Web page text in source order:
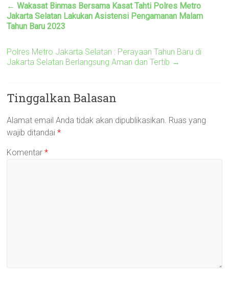
← Wakasat Binmas Bersama Kasat Tahti Polres Metro
Jakarta Selatan Lakukan Asistensi Pengamanan Malam
Tahun Baru 2023
Polres Metro Jakarta Selatan : Perayaan Tahun Baru di
Jakarta Selatan Berlangsung Aman dan Tertib →
Tinggalkan Balasan
Alamat email Anda tidak akan dipublikasikan. Ruas yang
wajib ditandai*
Komentar*